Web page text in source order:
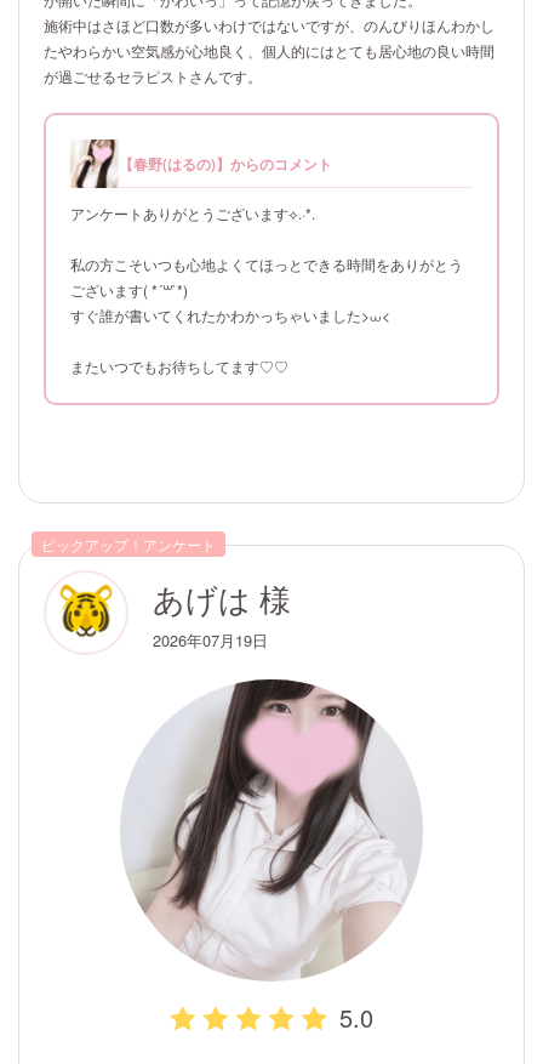
施術中はさほど口数が多いわけではないですが、のんびりほんわかし
たやわらかい空気感が心地良く、個人的にはとても居心地の良い時間
が過ごせるセラピストさんです。
【春野(はるの)】からのコメント
アンケートありがとうございます⟡.·*.
私の方こそいつも心地よくてほっとできる時間をありがとう
ございます( *´꒳`*)
すぐ誰が書いてくれたかわかっちゃいました>⩊<
またいつでもお待ちしてます♡♡
ピックアップ！アンケート
あげは 様
2026年07月19日
5.0